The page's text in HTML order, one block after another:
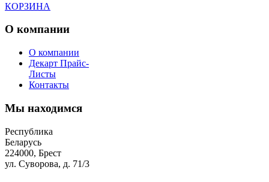
КОРЗИНА
О компании
О компании
Декарт Прайс-
Листы
Контакты
Мы находимся
Республика
Беларусь
224000, Брест
ул. Суворова, д. 71/3